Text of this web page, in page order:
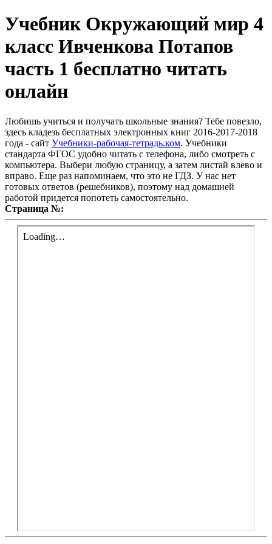
Учебник Окружающий мир 4
класс Ивченкова Потапов
часть 1 бесплатно читать
онлайн
Любишь учиться и получать школьные знания? Тебе повезло,
здесь кладезь бесплатных электронных книг 2016-2017-2018
года - сайт Учебники-рабочая-тетрадь.ком. Учебники
стандарта ФГОС удобно читать с телефона, либо смотреть с
компьютера. Выбери любую страницу, а затем листай влево и
вправо. Еще раз напоминаем, что это не ГДЗ. У нас нет
готовых ответов (решебников), поэтому над домашней
работой придется попотеть самостоятельно.
Страница №: